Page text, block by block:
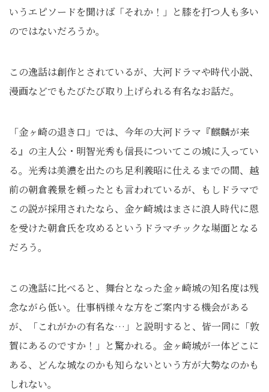
いうエピソードを聞けば「それか！」と膝を打つ人も多い
のではないだろうか。
この逸話は創作とされているが、大河ドラマや時代小説、
漫画などでもたびたび取り上げられる有名なお話だ。
「金ヶ崎の退き口」では、今年の大河ドラマ『麒麟が来
る』の主人公・明智光秀も信長についてこの城に入ってい
る。光秀は美濃を出たのち足利義昭に仕えるまでの間、越
前の朝倉義景を頼ったとも言われているが、もしドラマで
この説が採用されたなら、金ケ崎城はまさに浪人時代に恩
を受けた朝倉氏を攻めるというドラマチックな場面となる
だろう。
この逸話に比べると、舞台となった金ヶ崎城の知名度は残
念ながら低い。仕事柄様々な方をご案内する機会がある
が、「これがかの有名な…」と説明すると、皆一同に「敦
賀にあるのですか！」と驚かれる。金ヶ崎城が一体どこに
ある、どんな城なのかも知らないという方が大勢なのかも
しれない。